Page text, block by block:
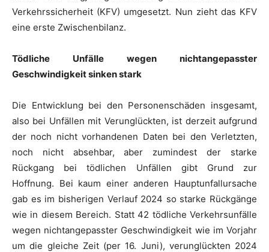
Verkehrssicherheit (KFV) umgesetzt. Nun zieht das KFV
eine erste Zwischenbilanz.
Tödliche Unfälle wegen nichtangepasster
Geschwindigkeit sinken stark
Die Entwicklung bei den Personenschäden insgesamt,
also bei Unfällen mit Verunglückten, ist derzeit aufgrund
der noch nicht vorhandenen Daten bei den Verletzten,
noch nicht absehbar, aber zumindest der starke
Rückgang bei tödlichen Unfällen gibt Grund zur
Hoffnung. Bei kaum einer anderen Hauptunfallursache
gab es im bisherigen Verlauf 2024 so starke Rückgänge
wie in diesem Bereich. Statt 42 tödliche Verkehrsunfälle
wegen nichtangepasster Geschwindigkeit wie im Vorjahr
um die gleiche Zeit (per 16. Juni), verunglückten 2024